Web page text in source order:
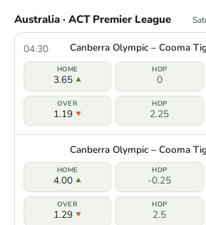
Australia · ACT Premier League
04:30 Canberra Olympic – Cooma
3.65 0
1.19 2.25
Canberra Olympic – Cooma
4.00 -0.25
1.29 2.5